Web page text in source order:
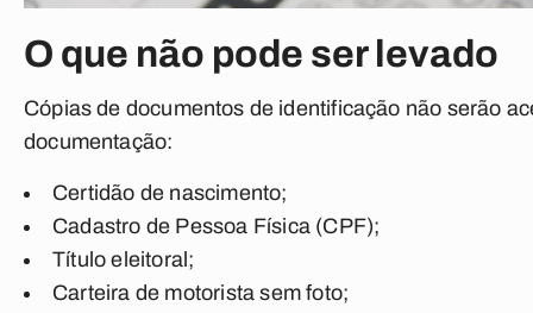
O que não pode ser levado
Cópias de documentos de identificação não serão
documentação:
Certidão de nascimento;
Cadastro de Pessoa Física (CPF);
Título eleitoral;
Carteira de motorista sem foto;